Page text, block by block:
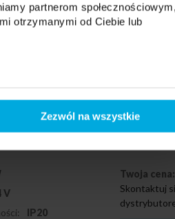
partnerom społecznościowym,
otrzymanymi od Ciebie lub
Zezwól na wszystkie
MEAN WELL EUROPE N.V., Langs de
modułowy MEAN
V
IP20
Twoja cena:
Skontaktuj